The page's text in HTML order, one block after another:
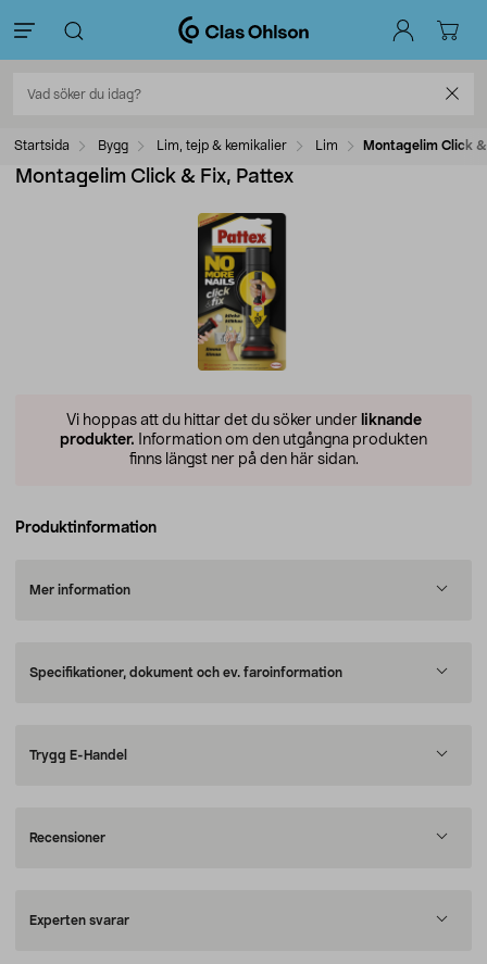
Startsida Bygg Lim, tejp & kemikalier Lim Montagelim Click
Montagelim Click & Fix, Pattex
Vi hoppas att du hittar det du söker under liknande
produkter. Information om den utgångna produkten
finns längst ner på den här sidan.
Produktinformation
Mer information
Specifikationer, dokument och ev. faroinformation
Trygg E-Handel
Recensioner
Experten svarar